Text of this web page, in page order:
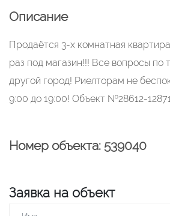
Описание
Продаётся 3-х комнатная
раз под магазин!!! Все вопросы по
другой город! Риелторам не
9:00 до 19:00! Объект №28612-
Номер объекта: 539040
Заявка на объект